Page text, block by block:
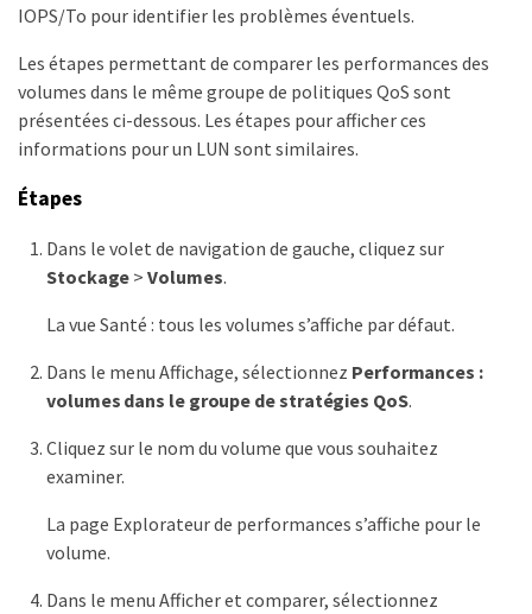
IOPS/To pour identifier les problèmes éventuels.
Les étapes permettant de comparer les performances des
volumes dans le même groupe de politiques QoS sont
présentées ci-dessous. Les étapes pour afficher ces
informations pour un LUN sont similaires.
Étapes
Dans le volet de navigation de gauche, cliquez sur
Stockage >Volumes.
La vue Santé : tous les volumes s’affiche par défaut.
Dans le menu Affichage, sélectionnez Performances :
volumes dans le groupe de stratégies QoS.
Cliquez sur le nom du volume que vous souhaitez
examiner.
La page Explorateur de performances s’affiche pour le
volume.
Dans le menu Afficher et comparer, sélectionnez